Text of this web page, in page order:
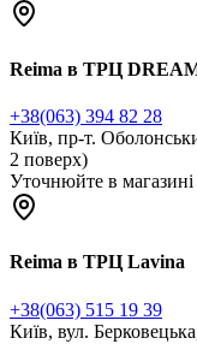
Reima в ТРЦ
+38(063) 394 82 28
Київ, пр-т.
2 поверх)
Уточнюйте в магазині
Reima в ТРЦ Lavina
+38(063) 515 19 39
Київ, вул.